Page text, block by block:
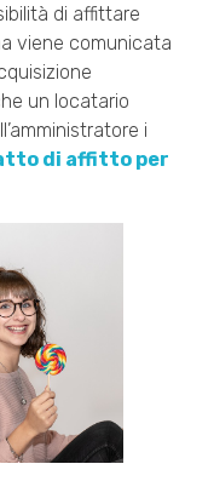
di affittare
viene comunicata
un locatario
i
di affitto per